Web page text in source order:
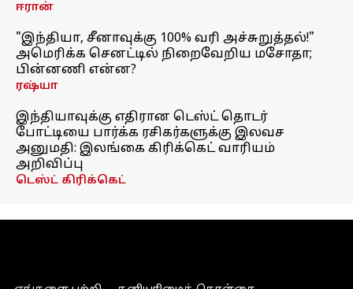
ஈரான்
"இந்தியா, சீனாவுக்கு 100% வரி அச்சுறுத்தல்!"
அமெரிக்க செனட்டில் நிறைவேறிய மசோதா;
பின்னணி என்ன?
ரஷ்யா
இந்தியாவுக்கு எதிரான டெஸ்ட் தொடர்
போட்டியை பார்க்க ரசிகர்களுக்கு இலவச
அனுமதி: இலங்கை கிரிக்கெட் வாரியம்
அறிவிப்பு
டெஸ்ட் கிரிக்கெட்